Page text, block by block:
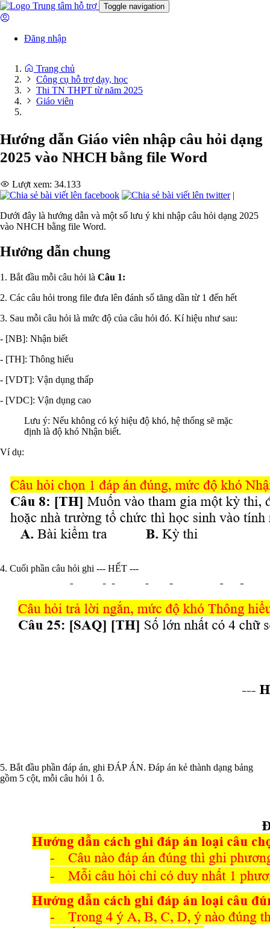
Trung tâm hỗ trợ Toggle navigation
Đăng nhập
Trang chủ
Công cụ hỗ trợ dạy, học
Thi TN THPT từ năm 2025
Giáo viên
Hướng dẫn Giáo viên nhập câu hỏi dạng
2025 vào NHCH bằng file Word
Lượt xem: 34.133
|
Dưới đây là hướng dẫn và một số lưu ý khi nhập câu hỏi dạng 2025
vào NHCH bằng file Word.
Hướng dẫn chung
1. Bắt đầu mỗi câu hỏi là Câu 1:
2. Các câu hỏi trong file đưa lên đánh số tăng dần từ 1 đến hết
3. Sau mỗi câu hỏi là mức độ của câu hỏi đó. Kí hiệu như sau:
- [NB]: Nhận biết
- [TH]: Thông hiểu
- [VDT]: Vận dụng thấp
- [VDC]: Vận dụng cao
Lưu ý: Nếu không có ký hiệu độ khó, hệ thống sẽ mặc
định là độ khó Nhận biết.
Ví dụ:
4. Cuối phần câu hỏi ghi --- HẾT ---
5. Bắt đầu phần đáp án, ghi ĐÁP ÁN. Đáp án kẻ thành dạng bảng
gồm 5 cột, mỗi câu hỏi 1 ô.